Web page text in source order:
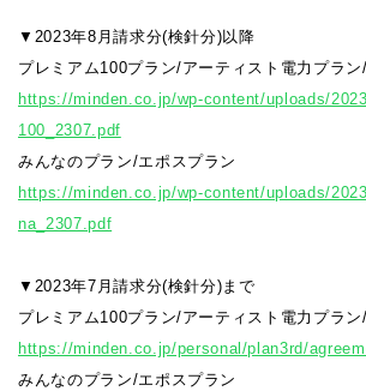
▼2023年8月請求分(検針分)以降
プレミアム100プラン/アーティスト電力プラ
https://minden.co.jp/wp-content/uploads/
100_2307.pdf
みんなのプラン/エポスプラン
https://minden.co.jp/wp-content/uploads/
na_2307.pdf
▼2023年7月請求分(検針分)まで
プレミアム100プラン/アーティスト電力プラ
https://minden.co.jp/personal/plan3rd/
みんなのプラン/エポスプラン